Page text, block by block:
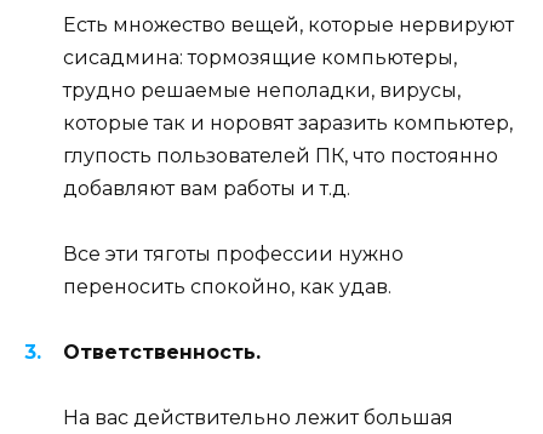
Есть множество вещей, которые нервируют
сисадмина: тормозящие компьютеры,
трудно решаемые неполадки, вирусы,
которые так и норовят заразить компьютер,
глупость пользователей ПК, что постоянно
добавляют вам работы и т.д.
Все эти тяготы профессии нужно
переносить спокойно, как удав.
Ответственность.
На вас действительно лежит большая